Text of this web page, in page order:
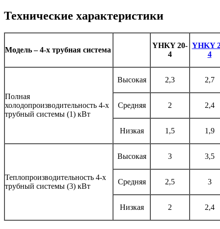
Технические характеристики
Модель – 4-х трубная система
YHKY 20-
4
YHKY
4
Полная
холодопроизводительность 4-х
трубный системы (1) кВт
Высокая 2,3 2,7
Средняя 2 2,4
Низкая 1,5 1,9
Теплопроизводительность 4-х
трубный системы (3) кВт
Высокая 3 3,5
Средняя 2,5 3
Низкая 2 2,4